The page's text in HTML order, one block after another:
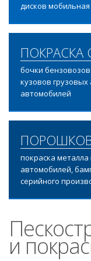
дисков мобильная
ПОКРАСКА
бочки
кузовов
автомобилей
покраска
автомобилей,
серийного
и